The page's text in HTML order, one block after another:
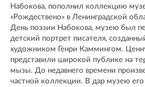
Набокова, пополнил коллекцию
«Рождествено» в Ленинградской
День поэзии Набокова, музею был
детский портрет писателя,
художником Генри Каммингом.
представили широкой публике на
мызы. До недавнего времени
частной коллекции. В дар музею его